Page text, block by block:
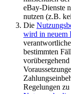
eBay-Dienste
nutzen (z.B.
Die
wird in neuem
bestimmten
Regelungen